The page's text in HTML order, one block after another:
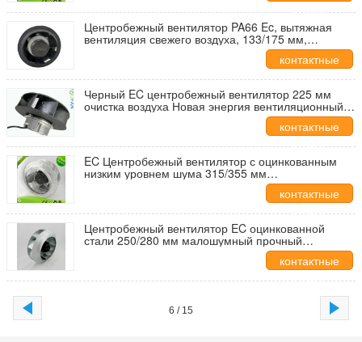
данные
Центробежный вентилятор PA66 Ec, вытяжная
вентиляция свежего воздуха, 133/175 мм,
контактные
данные
Черный EC центробежный вентилятор 225 мм
очистка воздуха Новая энергия вентиляционный
контактные
данные
EC Центробежный вентилятор с оцинкованным
низким уровнем шума 315/355 мм
контактные
данные
Центробежный вентилятор EC оцинкованной
стали 250/280 мм малошумный прочный
контактные
данные
6 / 15